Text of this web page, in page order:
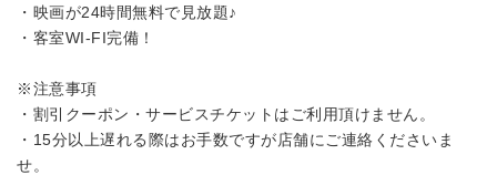
・映画が24時間無料で見放題♪
・客室WI-FI完備！
※注意事項
・割引クーポン・サービスチケットはご利用頂けません。
・15分以上遅れる際はお手数ですが店舗にご連絡くださいま
せ。